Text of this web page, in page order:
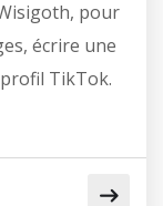
pour
écrire une
TikTok.